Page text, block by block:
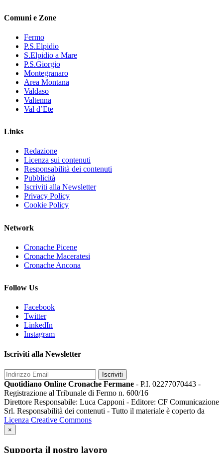
Comuni e Zone
Fermo
P.S.Elpidio
S.Elpidio a Mare
P.S.Giorgio
Montegranaro
Area Montana
Valdaso
Valtenna
Val d’Ete
Links
Redazione
Licenza sui contenuti
Responsabilità dei contenuti
Pubblicità
Iscriviti alla Newsletter
Privacy Policy
Cookie Policy
Network
Cronache Picene
Cronache Maceratesi
Cronache Ancona
Follow Us
Facebook
Twitter
LinkedIn
Instagram
Iscriviti alla Newsletter
Iscriviti
Quotidiano Online Cronache Fermane - P.I. 02277070443 -
Registrazione al Tribunale di Fermo n. 600/16
Direttore Responsabile: Luca Capponi - Editore: CF Comunicazione
Srl. Responsabilità dei contenuti - Tutto il materiale è coperto da
Licenza Creative Commons
×
Supporta il nostro lavoro